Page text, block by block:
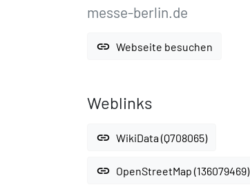
messe-berlin.de
link Webseite besuchen
Weblinks
link WikiData (Q708065)
link OpenStreetMap (136079469)